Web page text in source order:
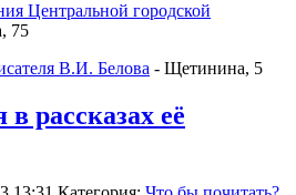
Центральной городской
75
В.И. Белова - Щетинина, 5
в рассказах её